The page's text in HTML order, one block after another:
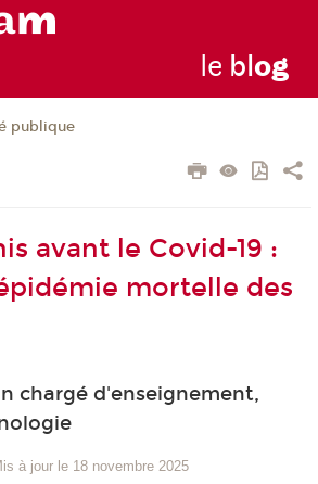
le blog
publique
avant le Covid-19 :
mortelle des
chargé d'enseignement,
à jour le 18 novembre 2025